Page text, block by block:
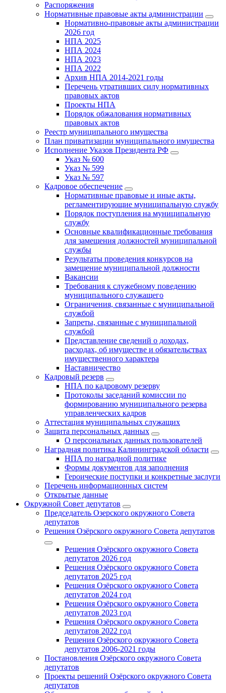
Распоряжения
Нормативные правовые акты администрации
Нормативно-правовые акты администрации
2026 год
НПА 2025
НПА 2024
НПА 2023
НПА 2022
Архив НПА 2014-2021 годы
Перечень утративших силу нормативных
правовых актов
Проекты НПА
Порядок обжалования нормативных
правовых актов
Реестр муниципального имущества
План приватизации муниципального имущества
Исполнение Указов Президента РФ
Указ № 600
Указ № 599
Указ № 597
Кадровое обеспечение
Нормативные правовые и иные акты,
регламентирующие муниципальную службу
Порядок поступления на муниципальную
службу
Основные квалификационные требования
для замещения должностей муниципальной
службы
Результаты проведения конкурсов на
замещение муниципальной должности
Вакансии
Требования к служебному поведению
муниципального служащего
Ограничения, связанные с муниципальной
службой
Запреты, связанные с муниципальной
службой
Представление сведений о доходах,
расходах, об имуществе и обязательствах
имущественного характера
Наставничество
Кадровый резерв
НПА по кадровому резерву
Протоколы заседаний комиссии по
формированию муниципального резерва
управленческих кадров
Аттестация муниципальных служащих
Защита персональных данных
О персональных данных пользователей
Наградная политика Калининградской области
НПА по наградной политике
Формы документов для заполнения
Героические поступки и конкретные заслуги
Перечень информационных систем
Открытые данные
Окружной Совет депутатов
Председатель Озерского окружного Совета
депутатов
Решения Озёрского окружного Совета депутатов
Решения Озёрского окружного Совета
депутатов 2026 год
Решения Озёрского окружного Совета
депутатов 2025 год
Решения Озёрского окружного Совета
депутатов 2024 год
Решения Озёрского окружного Совета
депутатов 2023 год
Решения Озёрского окружного Совета
депутатов 2022 год
Решения Озёрского окружного Совета
депутатов 2006-2021 годы
Постановления Озёрского окружного Совета
депутатов
Проекты решений Озёрского окружного Совета
депутатов